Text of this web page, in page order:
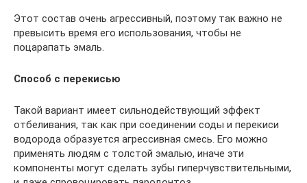
Этот состав очень агрессивный, поэтому так важно не
превысить время его использования, чтобы не
поцарапать эмаль.
Способ с перекисью
Такой вариант имеет сильнодействующий эффект
отбеливания, так как при соединении соды и перекиси
водорода образуется агрессивная смесь. Его можно
применять людям с толстой эмалью, иначе эти
компоненты могут сделать зубы гиперчувствительными,